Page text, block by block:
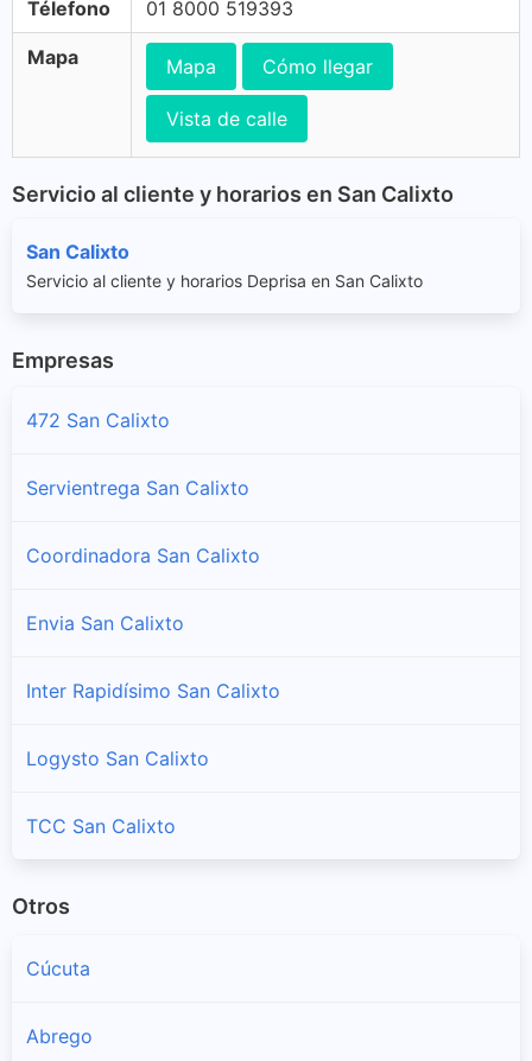
Télefono 01 8000 519393
Mapa Mapa Cómo llegar
Vista de calle
Servicio al cliente y horarios en San Calixto
San Calixto
Servicio al cliente y horarios Deprisa en San Calixto
Empresas
472 San Calixto
Servientrega San Calixto
Coordinadora San Calixto
Envia San Calixto
Inter Rapidísimo San Calixto
Logysto San Calixto
TCC San Calixto
Otros
Cúcuta
Abrego